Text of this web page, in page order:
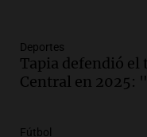
Argentina:
el próximo
Noticias
Audio.
Deportes
Tapia defendió el
Central en 2025:
Fútbol